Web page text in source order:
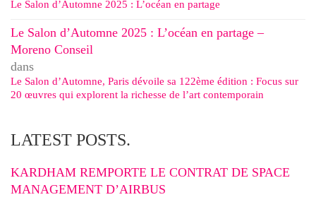
Le Salon d’Automne 2025 : L’océan en partage
Le Salon d’Automne 2025 : L’océan en partage –
Moreno Conseil
dans
Le Salon d’Automne, Paris dévoile sa 122ème édition : Focus sur
20 œuvres qui explorent la richesse de l’art contemporain
LATEST POSTS.
KARDHAM REMPORTE LE CONTRAT DE SPACE
MANAGEMENT D’AIRBUS